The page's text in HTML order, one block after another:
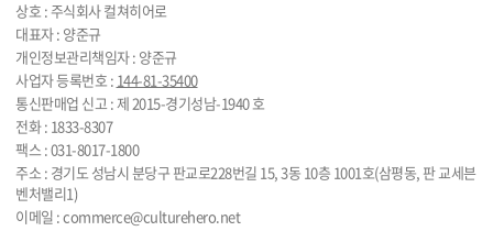
상호 : 주식회사 컬쳐히어로
대표자 : 양준규
개인정보관리책임자 : 양준규
사업자 등록번호 : 144-81-35400
통신판매업 신고 : 제 2015-경기성남-1940 호
전화 : 1833-8307
팩스 : 031-8017-1800
주소 : 경기도 성남시 분당구 판교로228번길 15, 3동 10층 1001호(삼평동, 판 교세븐
벤처밸리1)
이메일 :commerce@culturehero.net